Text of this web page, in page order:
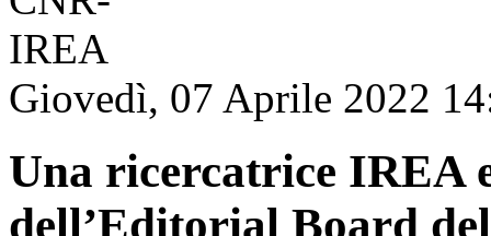
Giovedì, 07 Aprile 2022
Una ricercatrice IREA
dell’Editorial Board